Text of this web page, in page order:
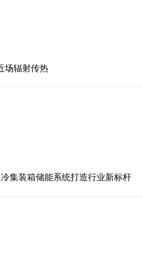
场辐射传热
集装箱储能系统打造行业新标杆